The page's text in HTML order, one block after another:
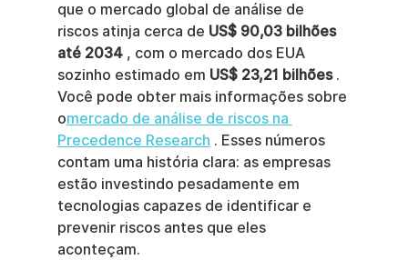
que o mercado global de análise de
riscos atinja cerca de US$ 90,03 bilhões
até 2034 , com o mercado dos EUA
sozinho estimado em US$ 23,21 bilhões .
Você pode obter mais informações sobre
omercado de análise de riscos na
Precedence Research . Esses números
contam uma história clara: as empresas
estão investindo pesadamente em
tecnologias capazes de identificar e
prevenir riscos antes que eles
aconteçam.